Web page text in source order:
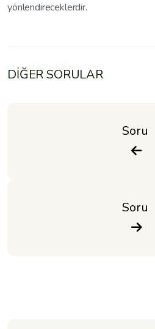
yönlendireceklerdir.
DİĞER SORULAR
Soru
Soru